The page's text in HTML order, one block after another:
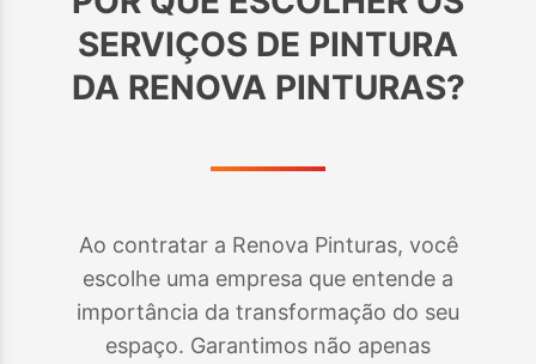
SERVIÇOS DE PINTURA
DA RENOVA PINTURAS?
Ao contratar a Renova Pinturas, você
escolhe uma empresa que entende a
importância da transformação do seu
espaço. Garantimos não apenas